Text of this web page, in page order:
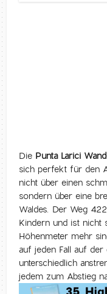
Die Punta Larici
sich perfekt für den
nicht über einen
sondern über eine
Waldes. Der Weg
Kindern und ist nicht
Höhenmeter mehr
auf jeden Fall auf
unterschiedlich
jedem zum Abstieg